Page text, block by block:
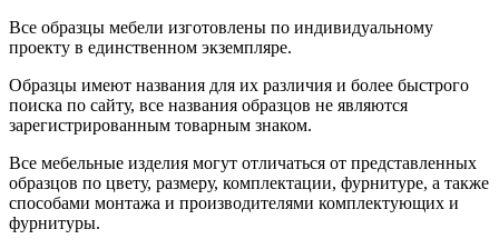
Все образцы мебели изготовлены по индивидуальному
проекту в единственном экземпляре.
Образцы имеют названия для их различия и более быстрого
поиска по сайту, все названия образцов не являются
зарегистрированным товарным знаком.
Все мебельные изделия могут отличаться от представленных
образцов по цвету, размеру, комплектации, фурнитуре, а также
способами монтажа и производителями комплектующих и
фурнитуры.